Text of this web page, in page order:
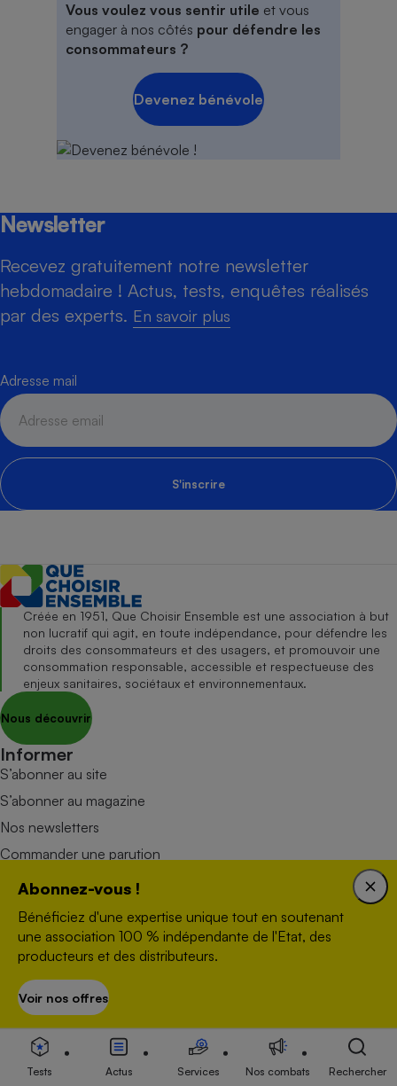
Vous voulez vous sentir utile et vous
engager à nos côtés pour défendre les
consommateurs ?
Devenez bénévole
Newsletter
Recevez gratuitement notre newsletter
hebdomadaire ! Actus, tests, enquêtes réalisés
par des experts. En savoir plus
Adresse mail
S'inscrire
Abonnez-vous !
Bénéficiez d'une expertise unique tout en soutenant
une association 100 % indépendante de l'Etat, des
producteurs et des distributeurs.
Voir nos offres
Créée en 1951, Que Choisir Ensemble est une association à but
non lucratif qui agit, en toute indépendance, pour défendre les
droits des consommateurs et des usagers, et promouvoir une
consommation responsable, accessible et respectueuse des
enjeux sanitaires, sociétaux et environnementaux.
Nous découvrir
Informer
S’abonner au site
S’abonner au magazine
Nos newsletters
Commander une parution
Appli Quel Produit
Tous nos tests de produits
Accompagner
Tous nos comparateurs
Soumettre un litige
Rencontrer une association locale
Mobiliser
Combats
Tests Actus Services Nos combats Rechercher